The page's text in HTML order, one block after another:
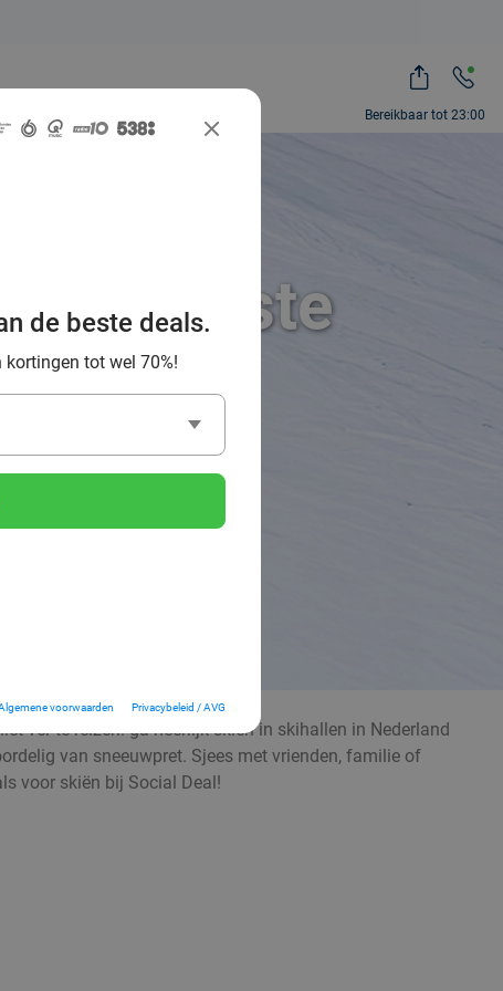
Bereikbaar tot 23:00
de leukste
de beste deals.
tot wel 70%!
voorwaarden Privacybeleid / AVG
ver te reizen: ga heerlijk skiën in skihallen in Nederland
van sneeuwpret. Sjees met vrienden, familie of
voor skiën bij Social Deal!